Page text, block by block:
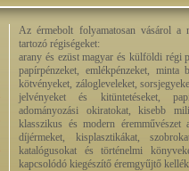
Az érmebolt folyamatosan vásárol a
tartozó régiségeket:
arany és ezüst magyar és külföldi régi
papírpénzeket, emlékpénzeket, minta
kötvényeket, zálogleveleket,
jelvényeket és kitüntetéseket,
adományozási okiratokat, kisebb
klasszikus és modern éremművészet
díjérmeket, kisplasztikákat,
katalógusokat és történelmi
kapcsolódó kiegészítő éremgyűjtő